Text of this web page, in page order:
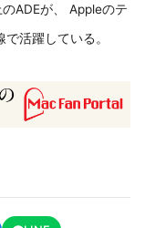
ADEが、 Appleのテ
活躍している。